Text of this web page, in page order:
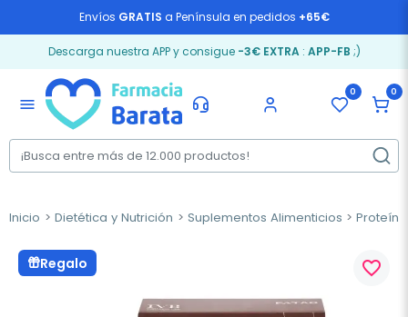
Envíos GRATIS a Península en pedidos +65€
Descarga nuestra APP y consigue -3€ EXTRA: APP-FB ;)
menu
0 0
Inicio Dietética y Nutrición Suplementos Alimenticios
Regalo favorite_border